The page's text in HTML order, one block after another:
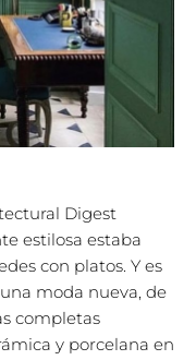
Digest
estilosa estaba
con platos. Y es
moda nueva, de
completas
y porcelana en